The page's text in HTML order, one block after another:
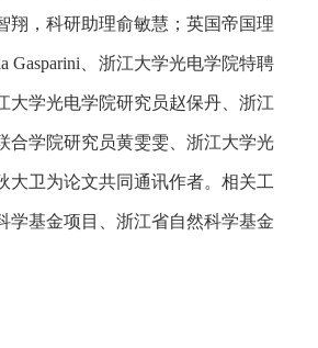
翔，科研助理俞敏慧；英国帝国理
Gasparini 、浙江大学光电学院特聘
大学光电学院研究员赵保丹、浙江
合学院研究员黄雯雯、浙江大学光
大卫为论文共同通讯作者。相关工
学基金项目、浙江省自然科学基金